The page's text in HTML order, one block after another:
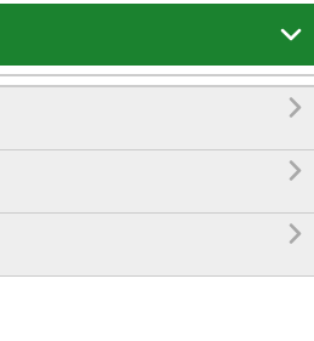



